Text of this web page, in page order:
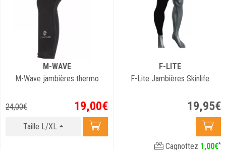
M-WAVE
M-Wave jambières thermo
24,00€ 19,00€
Taille L/XL
F-LITE
F-Lite Jambières Skinlife
19,95€
Cagnottez 1,00€*